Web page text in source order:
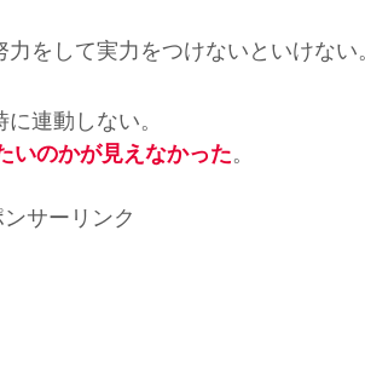
をして実力をつけないといけない。
連動しない。
いのかが見えなかった。
サーリンク